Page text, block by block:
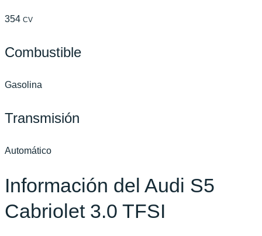
354 CV
Combustible
Gasolina
Transmisión
Automático
Información del Audi S5
Cabriolet 3.0 TFSI